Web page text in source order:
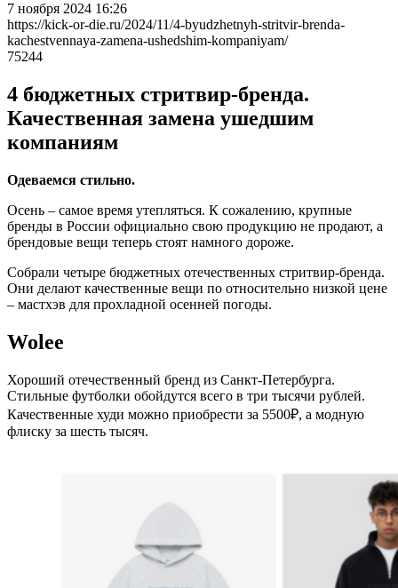
7 ноября 2024 16:26
https://kick-or-die.ru/2024/11/4-byudzhetnyh-stritvir-brenda-
kachestvennaya-zamena-ushedshim-kompaniyam/
75244
4 бюджетных стритвир-бренда.
Качественная замена ушедшим
компаниям
Одеваемся стильно.
Осень – самое время утепляться. К сожалению, крупные
бренды в России официально свою продукцию не продают, а
брендовые вещи теперь стоят намного дороже.
Собрали четыре бюджетных отечественных стритвир-бренда.
Они делают качественные вещи по относительно низкой цене
– мастхэв для прохладной осенней погоды.
Wolee
Хороший отечественный бренд из Санкт-Петербурга.
Стильные футболки обойдутся всего в три тысячи рублей.
Качественные худи можно приобрести за 5500₽, а модную
флиску за шесть тысяч.